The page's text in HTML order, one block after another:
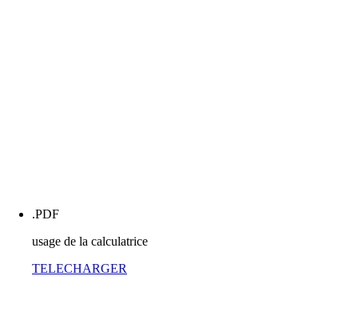
.PDF
usage de la calculatrice
TELECHARGER